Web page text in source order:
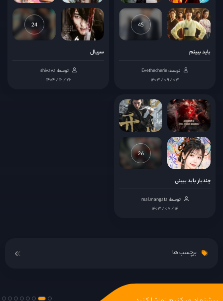
45
باید ببینم
توسط: Evethecherie
۱۴۰۳ / ۰۹ / ۰۳
24
سریال
توسط: shivava
۱۴۰۴ / ۱۲ / ۲۶
26
چندبار باید ببینی
توسط: real.mangata
۱۴۰۳ / ۰۷ / ۱۴
برچسب ها